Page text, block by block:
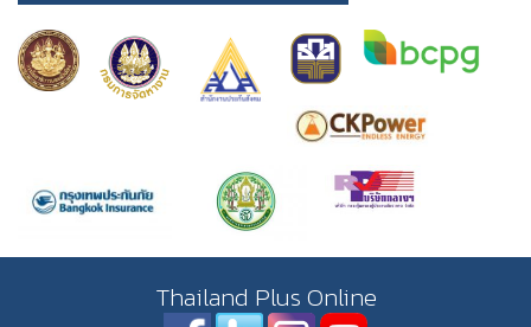
Thailand Plus Online